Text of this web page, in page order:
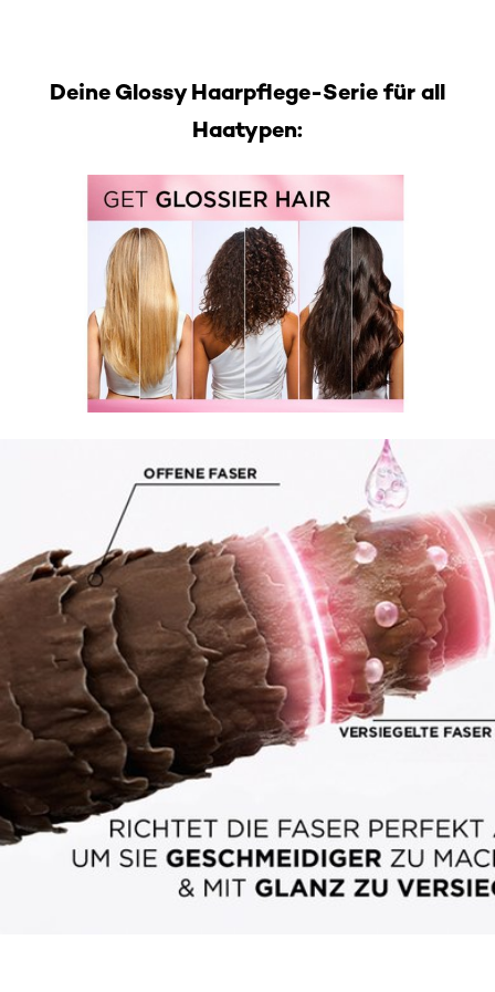
Deine Glossy Haarpflege-Serie für all
Haatypen: